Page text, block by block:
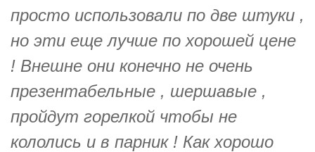
просто использовали по две штуки ,
но эти еще лучше по хорошей цене
! Внешне они конечно не очень
презентабельные , шершавые ,
пройдут горелкой чтобы не
кололись и в парник ! Как хорошо